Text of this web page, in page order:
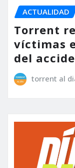
ACTUALIDAD
Torrent
víctimas
del
torrent al